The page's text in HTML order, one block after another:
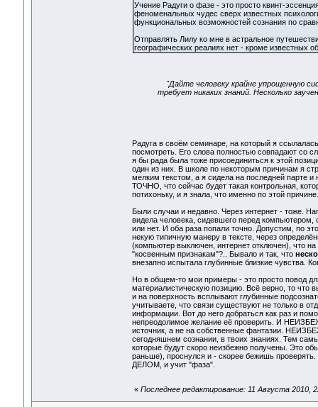
Учение Радуги о фазе - это просто квинт-
феноменальных чудес сверх известных
функциональных возможностей сознания по
Отправлять Лилу ко мне в астральное
географических реалиях нет - кроме известных
"Дайте человеку крайне упрощенную
требует никаких знаний. Несколько
Радуга в своём семинаре, на который я
посмотреть. Его слова полностью совпадают со
я бы рада была тоже присоединиться к этой
один из них. В школе по некоторым причинам я
мелким текстом, а я сидела на последней парте
ТОЧНО, что сейчас будет такая контрольная,
потихоньку, и я знала, что именно по этой
Были случаи и недавно. Через интернет - тоже.
видела человека, сидевшего перед компьютером,
или нет. И оба раза попали точно. Допустим, по
некую типичную манеру в тексте, через
(компьютер выключен, интернет отключен),
"косвенным признакам"?.. Бывало и так, что
внезапно испытала глубинные близкие чувства.
Но в общем-то мои примеры - это просто повод
материалистическую позицию. Всё верно, то что
и на поверхность всплывают глубинные
учитываете, что связи существуют не только в
информации. Вот до него добраться как раз и
непреодолимое желание её проверить. И
источник, а не на собственные фантазии.
сегодняшнем сознании, в твоих знаниях. Тем
которые будут скоро неизбежно получены. Это
раньше), проснулся и - скорее бежишь
ДЕЛОМ, и учит "фаза".
« Последнее редактирование: 11 Августа 2010,